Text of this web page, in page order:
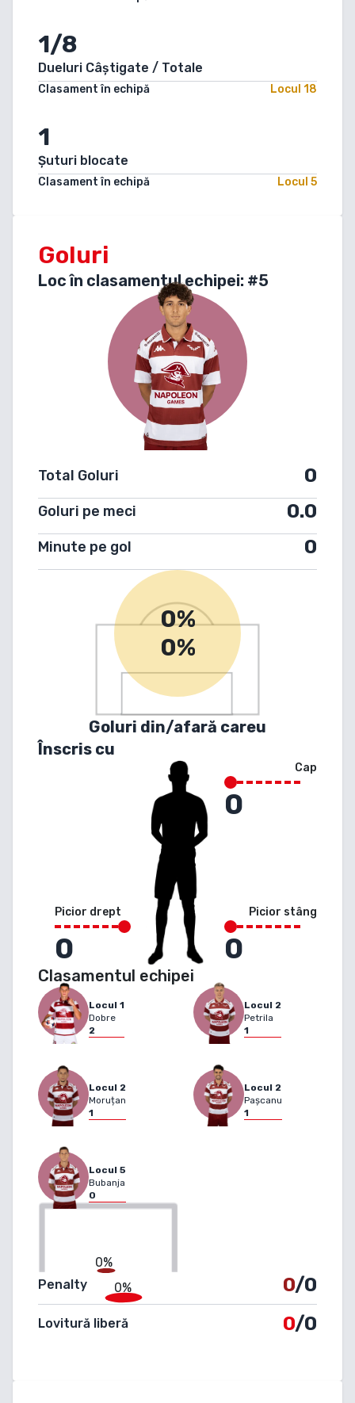
1/8
Dueluri Câștigate / Totale
Clasament în echipă Locul 18
1
Șuturi blocate
Clasament în echipă Locul 5
Goluri
Loc în clasamentul echipei: #5
Total Goluri 0
Goluri pe meci 0.0
Minute pe gol 0
0%
0%
Goluri din/afară careu
Înscris cu
Picior drept
0
Cap
0
Picior stâng
0
Clasamentul echipei
Locul 1
Dobre
2
Locul 2
Petrila
1
Locul 2
Moruțan
1
Locul 2
Pașcanu
1
Locul 5
Bubanja
0
0%
0%
Penalty 0/0
Lovitură liberă 0/0